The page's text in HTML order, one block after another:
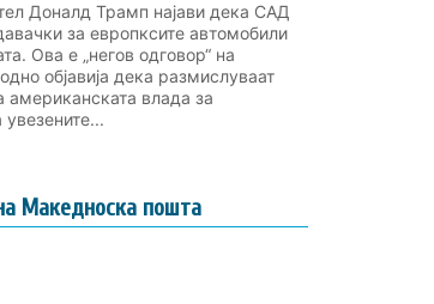
Доналд Трамп најави дека САД
за европксите автомобили
Ова е „негов одговор“ на
објавија дека размислуваат
американската влада за
Македноска пошта